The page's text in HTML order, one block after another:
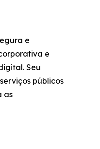
e
e
Seu
públicos
as